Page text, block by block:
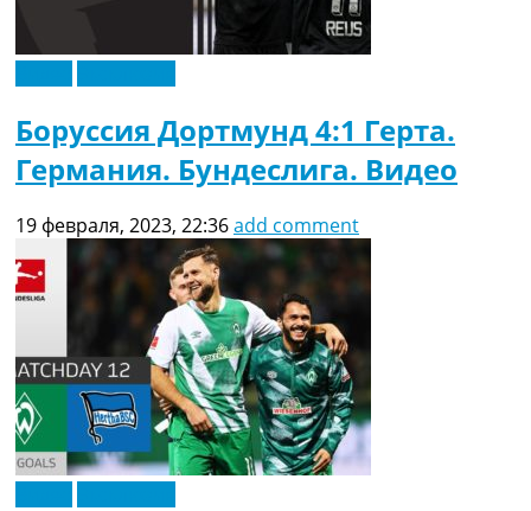
Боруссия Дортмунд 4:1 Герта.
Германия. Бундеслига. Видео
19 февраля, 2023, 22:36add comment